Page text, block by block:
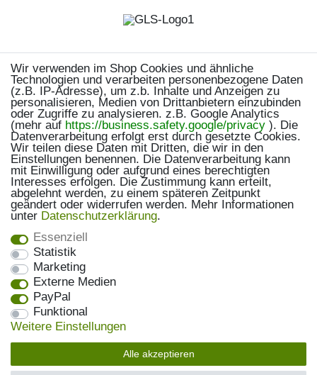
Wir verwenden im Shop Cookies und ähnliche
Technologien und verarbeiten personenbezogene Daten
(z.B. IP-Adresse), um z.b. Inhalte und Anzeigen zu
personalisieren, Medien von Drittanbietern einzubinden
oder Zugriffe zu analysieren. z.B. Google Analytics
(mehr auf https://business.safety.google/privacy ). Die
Datenverarbeitung erfolgt erst durch gesetzte Cookies.
Wir teilen diese Daten mit Dritten, die wir in den
Einstellungen benennen. Die Datenverarbeitung kann
mit Einwilligung oder aufgrund eines berechtigten
Interesses erfolgen. Die Zustimmung kann erteilt,
abgelehnt werden, zu einem späteren Zeitpunkt
geändert oder widerrufen werden. Mehr Informationen
unter Daten­schutz­erklärung.
Essenziell
Statistik
Marketing
Externe Medien
PayPal
Funktional
Weitere Einstellungen
Alle akzeptieren